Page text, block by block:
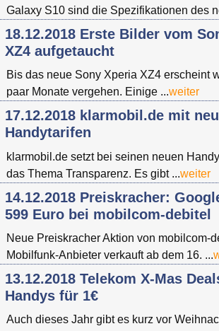
Galaxy S10 sind die Spezifikationen des
18.12.2018 Erste Bilder vom
XZ4 aufgetaucht
Bis das neue Sony Xperia XZ4 erscheint
paar Monate vergehen. Einige ...weiter
17.12.2018 klarmobil.de mit
Handytarifen
klarmobil.de setzt bei seinen neuen
das Thema Transparenz. Es gibt ...weiter
14.12.2018 Preiskracher:
599 Euro bei mobilcom-debitel
Neue Preiskracher Aktion von mobilcom-
Mobilfunk-Anbieter verkauft ab dem 16. ...
13.12.2018 Telekom X-Mas
Handys für 1€
Auch dieses Jahr gibt es kurz vor